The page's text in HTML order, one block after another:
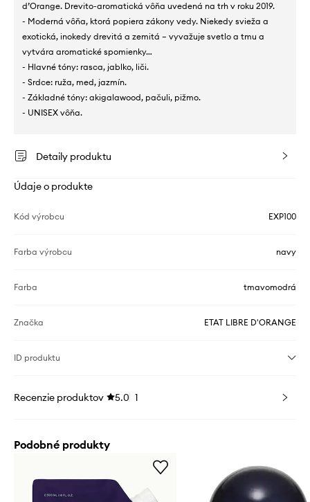
d’Orange. Drevito-aromatická vôňa uvedená na trh v roku 2019.
- Moderná vôňa, ktorá popiera zákony vedy. Niekedy svieža a
exotická, inokedy drevitá a zemitá – vyvažuje svetlo a tmu a
vytvára aromatické spomienky…
- Hlavné tóny: rasca, jablko, liči.
- Srdce: ruža, med, jazmín.
- Základné tóny: akigalawood, pačuli, pižmo.
- UNISEX vôňa.
Detaily produktu
Údaje o produkte
Kód výrobcu EXP100
Farba výrobcu navy
Farba tmavomodrá
Značka ETAT LIBRE D'ORANGE
ID produktu
Recenzie produktov 5.0 1
Podobné produkty